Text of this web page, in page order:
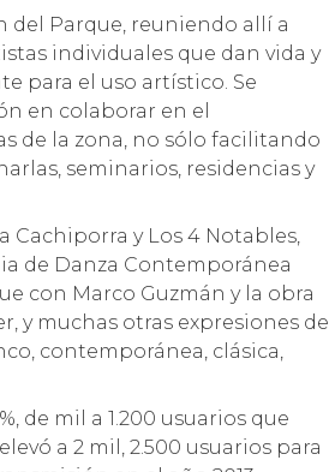
del Parque, reuniendo allí a
individuales que dan vida y
para el uso artístico. Se
en colaborar en el
de la zona, no sólo facilitando
seminarios, residencias y
Cachiporra y Los 4 Notables,
de Danza Contemporánea
con Marco Guzmán y la obra
y muchas otras expresiones de
contemporánea, clásica,
de mil a 1.200 usuarios que
a 2 mil, 2.500 usuarios para